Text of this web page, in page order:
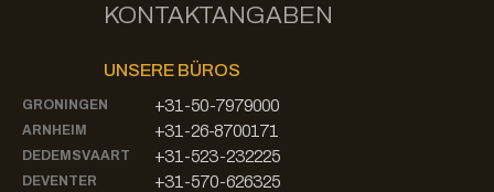
KONTAKTANGABEN
UNSERE BÜROS
GRONINGEN +31-50-7979000
ARNHEIM +31-26-8700171
DEDEMSVAART +31-523-232225
DEVENTER +31-570-626325